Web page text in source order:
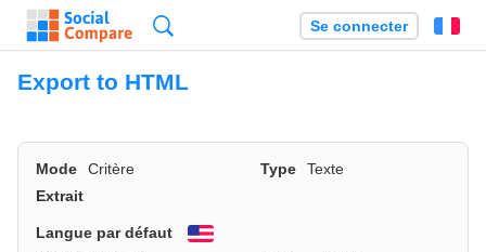
Se connecter
Export to HTML
Mode Critère Type
Texte
Extrait
Langue par défaut
English